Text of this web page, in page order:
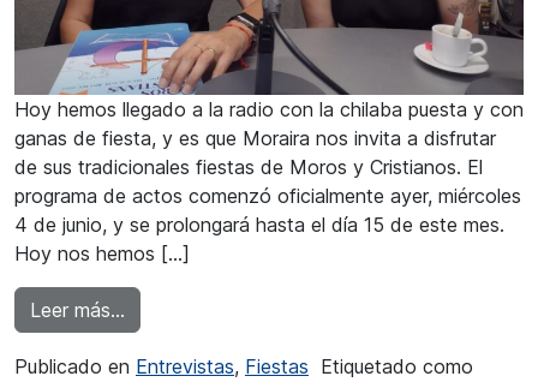
Hoy hemos llegado a la radio con la chilaba puesta y con
ganas de fiesta, y es que Moraira nos invita a disfrutar
de sus tradicionales fiestas de Moros y Cristianos. El
programa de actos comenzó oficialmente ayer, miércoles
4 de junio, y se prolongará hasta el día 15 de este mes.
Hoy nos hemos […]
Leer más…
Publicado en Entrevistas, Fiestas Etiquetado como